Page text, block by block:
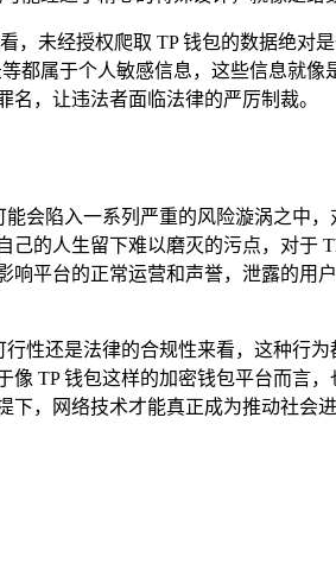
，未经授权爬取 TP 钱包的数据绝
都属于个人敏感信息，这些信息就
，让违法者面临法律的严厉制裁。
会陷入一系列严重的风险漩涡之中
的人生留下难以磨灭的污点，对
平台的正常运营和声誉，泄露的
性还是法律的合规性来看，这种行
TP 钱包这样的加密钱包平台而言
，网络技术才能真正成为推动社会